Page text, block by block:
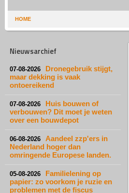
HOME
Nieuwsarchief
07-08-2026
Dronegebruik stijgt,
maar dekking is vaak
ontoereikend
07-08-2026
Huis bouwen of
verbouwen? Dit moet je weten
over een bouwdepot
06-08-2026
Aandeel zzp'ers in
Nederland hoger dan
omringende Europese landen.
05-08-2026
Familielening op
papier: zo voorkom je ruzie en
problemen met de fiscus